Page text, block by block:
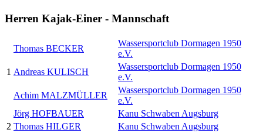
Herren Kajak-Einer - Mannschaft
1
Thomas BECKER
Wassersportclub Dormagen 1950
e.V.
Andreas KULISCH
Wassersportclub Dormagen 1950
e.V.
Achim MALZMÜLLER
Wassersportclub Dormagen 1950
e.V.
2
Jörg HOFBAUER
Kanu Schwaben Augsburg
Thomas HILGER
Kanu Schwaben Augsburg